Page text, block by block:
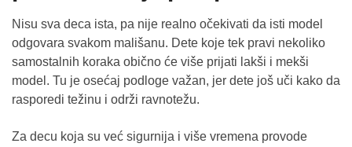
Nisu sva deca ista, pa nije realno očekivati da isti model
odgovara svakom mališanu. Dete koje tek pravi nekoliko
samostalnih koraka obično će više prijati lakši i mekši
model. Tu je osećaj podloge važan, jer dete još uči kako da
rasporedi težinu i održi ravnotežu.
Za decu koja su već sigurnija i više vremena provode